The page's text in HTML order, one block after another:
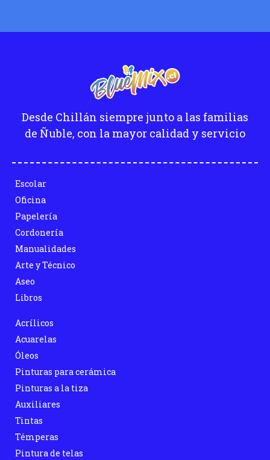
Desde Chillán siempre junto a las familias
de Ñuble, con la mayor calidad y servicio
Escolar
Oficina
Papelería
Cordonería
Manualidades
Arte y Técnico
Aseo
Libros
Acrílicos
Acuarelas
Óleos
Pinturas para cerámica
Pinturas a la tiza
Auxiliares
Tintas
Témperas
Pintura de telas